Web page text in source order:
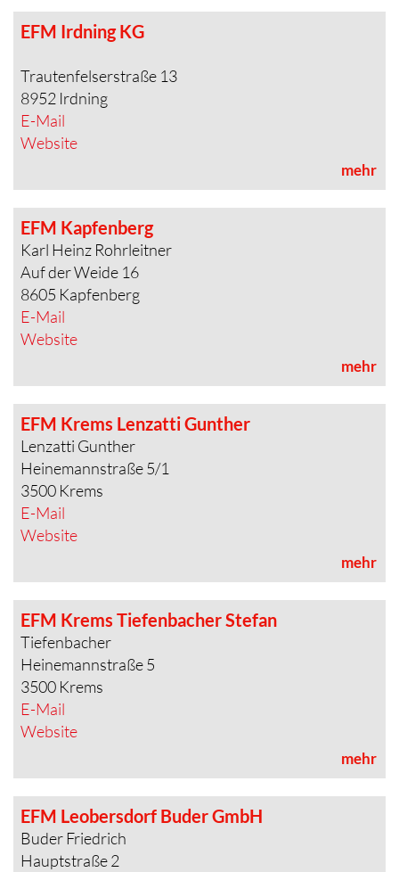
EFM Irdning KG
Trautenfelserstraße 13
8952 Irdning
E-Mail
Website
mehr
EFM Kapfenberg
Karl Heinz Rohrleitner
Auf der Weide 16
8605 Kapfenberg
E-Mail
Website
mehr
EFM Krems Lenzatti Gunther
Lenzatti Gunther
Heinemannstraße 5/1
3500 Krems
E-Mail
Website
mehr
EFM Krems Tiefenbacher Stefan
Tiefenbacher
Heinemannstraße 5
3500 Krems
E-Mail
Website
mehr
EFM Leobersdorf Buder GmbH
Buder Friedrich
Hauptstraße 2